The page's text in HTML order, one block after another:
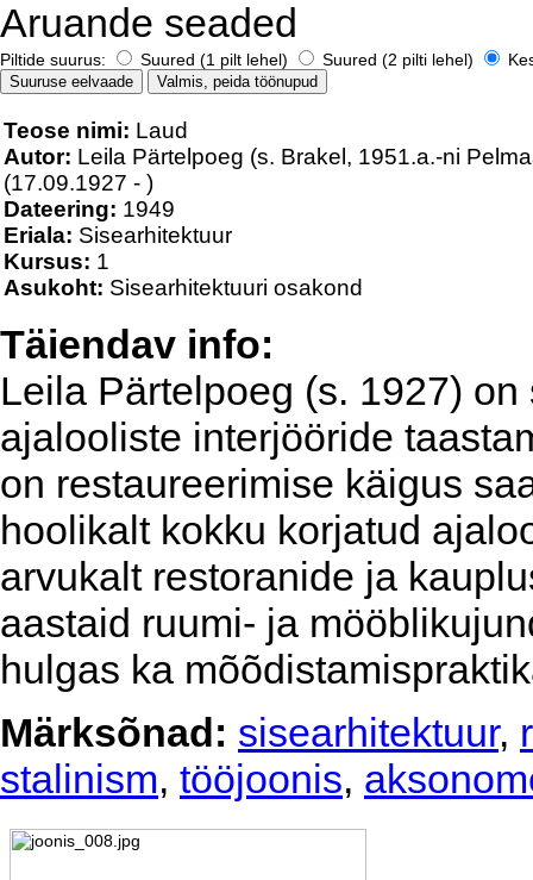
Aruande seaded
Piltide suurus: Suured (1 pilt lehel) Suured (2 pilti lehel)
Teose nimi: Laud
Autor: Leila Pärtelpoeg (s. Brakel, 1951.a.-ni
(17.09.1927 - )
Dateering: 1949
Eriala: Sisearhitektuur
Kursus: 1
Asukoht: Sisearhitektuuri osakond
Täiendav info:
Leila Pärtelpoeg (s. 1927)
ajalooliste interjööride
on restaureerimise käigus
hoolikalt kokku korjatud
arvukalt restoranide ja
aastaid ruumi- ja
hulgas ka
Märksõnad: sisearhitektuur,
stalinism, tööjoonis,